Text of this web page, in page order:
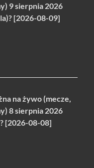
9 sierpnia 2026
[2026-08-09]
na żywo (mecze,
8 sierpnia 2026
[2026-08-08]